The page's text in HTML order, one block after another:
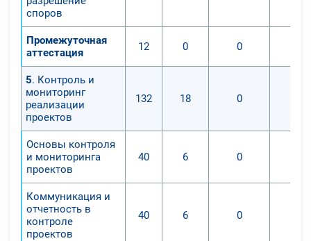
споров
Промежуточная
аттестация
12 0 0
5. Контроль и
мониторинг
реализации
проектов
132 18 0
Основы контроля
и мониторинга
проектов
40 6 0
Коммуникация и
отчетность в
контроле
проектов
40 6 0